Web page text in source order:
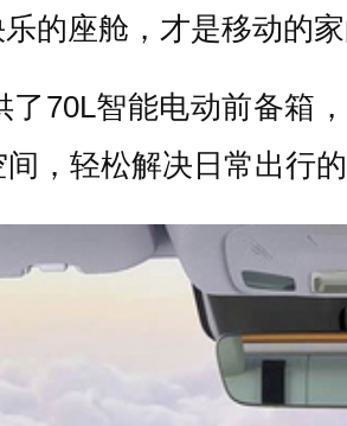
的座舱，才是移动的家
70L智能电动前备箱
，轻松解决日常出行的